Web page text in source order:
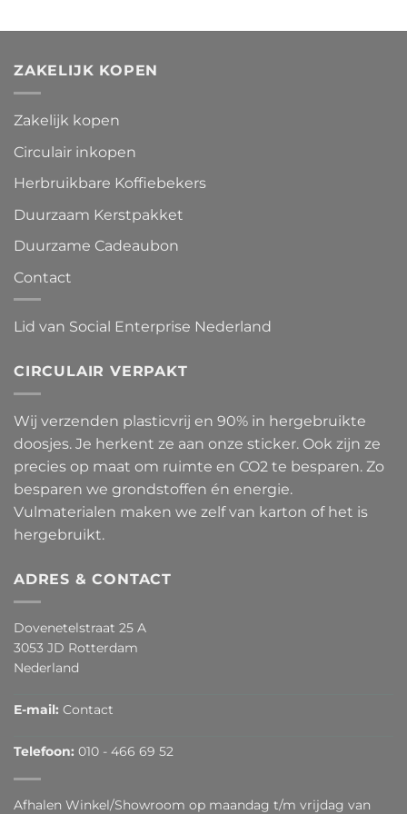
ZAKELIJK KOPEN
Zakelijk kopen
Circulair inkopen
Herbruikbare Koffiebekers
Duurzaam Kerstpakket
Duurzame Cadeaubon
Contact
Lid van Social Enterprise Nederland
CIRCULAIR VERPAKT
Wij verzenden plasticvrij en 90% in hergebruikte
doosjes. Je herkent ze aan onze sticker. Ook zijn ze
precies op maat om ruimte en CO2 te besparen. Zo
besparen we grondstoffen én energie.
Vulmaterialen maken we zelf van karton of het is
hergebruikt.
ADRES & CONTACT
Dovenetelstraat 25 A
3053 JD Rotterdam
Nederland
E-mail: Contact
Telefoon: 010 - 466 69 52
Afhalen Winkel/Showroom op maandag t/m vrijdag van